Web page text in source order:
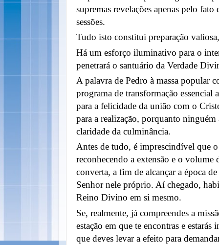
supremas revelações apenas pelo
sessões.
Tudo isto constitui preparação
Há um esforço iluminativo para o
penetrará o santuário da Verdade
A palavra de Pedro à massa popular
programa de transformação essencial
para a felicidade da união com o
para a realização, porquanto ninguém
claridade da culminância.
Antes de tudo, é imprescindível que
reconhecendo a extensão e o volume
converta, a fim de alcançar a época
Senhor nele próprio. Aí chegado,
Reino Divino em si mesmo.
Se, realmente, já compreendes a
estação em que te encontras e
que deves levar a efeito para